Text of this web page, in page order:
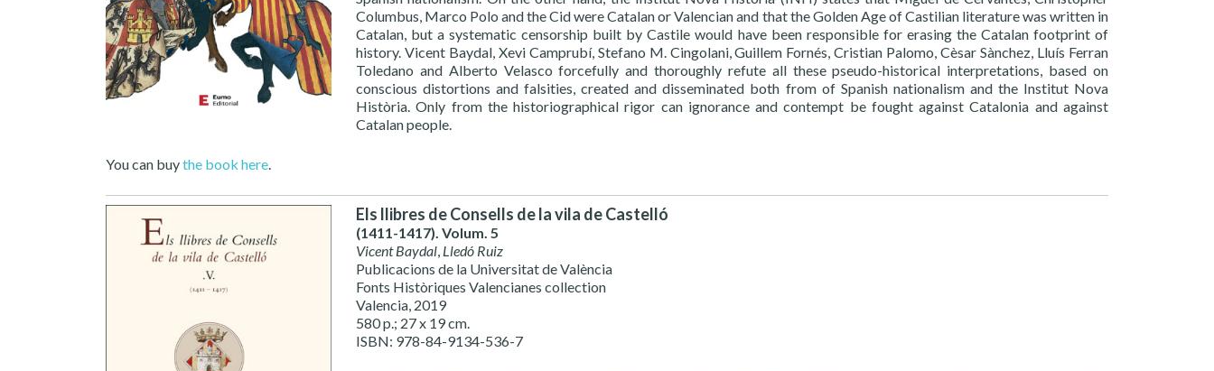
Columbus, Marco Polo and the Cid were Catalan or Valencian and that the Golden Age of Castilian literature was written in
Catalan, but a systematic censorship built by Castile would have been responsible for erasing the Catalan footprint of
history. Vicent Baydal, Xevi Camprubí, Stefano M. Cingolani, Guillem Fornés, Cristian Palomo, Cèsar Sànchez, Lluís Ferran
Toledano and Alberto Velasco forcefully and thoroughly refute all these pseudo-historical interpretations, based on
conscious distortions and falsities, created and disseminated both from of Spanish nationalism and the Institut Nova
Història. Only from the historiographical rigor can ignorance and contempt be fought against Catalonia and against
Catalan people.
You can buythe book here.
Els llibres de Consells de la vila de Castelló
(1411-1417). Volum. 5
Vicent Baydal, Lledó Ruiz
Publicacions de la Universitat de València
Fonts Històriques Valencianes collection
Valencia, 2019
580 p.; 27 x 19 cm.
ISBN: 978-84-9134-536-7